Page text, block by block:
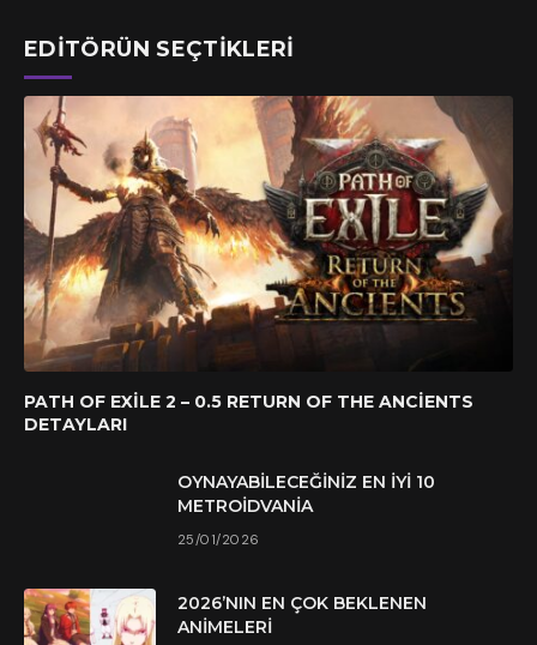
EDITÖRÜN SEÇTIKLERI
PATH OF EXILE 2 – 0.5 RETURN OF THE ANCIENTS
DETAYLARI
OYNAYABILECEĞINIZ EN İYI 10
METROIDVANIA
25/01/2026
2026’NIN EN ÇOK BEKLENEN
ANIMELERI